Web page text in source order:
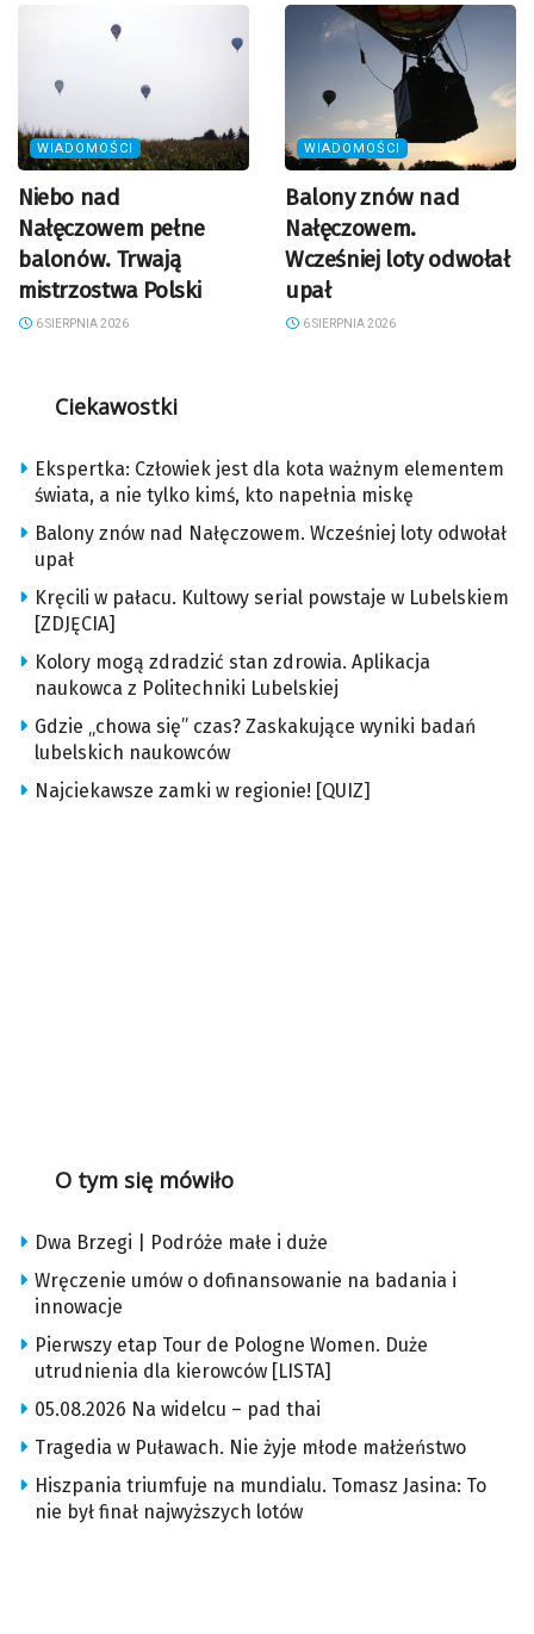
WIADOMOŚCI
Niebo nad
Nałęczowem pełne
balonów. Trwają
mistrzostwa Polski
6 SIERPNIA 2026
WIADOMOŚCI
Balony znów nad
Nałęczowem.
Wcześniej loty odwołał
upał
6 SIERPNIA 2026
Ciekawostki
Ekspertka: Człowiek jest dla kota ważnym elementem
świata, a nie tylko kimś, kto napełnia miskę
Balony znów nad Nałęczowem. Wcześniej loty odwołał
upał
Kręcili w pałacu. Kultowy serial powstaje w Lubelskiem
[ZDJĘCIA]
Kolory mogą zdradzić stan zdrowia. Aplikacja
naukowca z Politechniki Lubelskiej
Gdzie „chowa się” czas? Zaskakujące wyniki badań
lubelskich naukowców
Najciekawsze zamki w regionie! [QUIZ]
O tym się mówiło
Dwa Brzegi | Podróże małe i duże
Wręczenie umów o dofinansowanie na badania i
innowacje
Pierwszy etap Tour de Pologne Women. Duże
utrudnienia dla kierowców [LISTA]
05.08.2026 Na widelcu – pad thai
Tragedia w Puławach. Nie żyje młode małżeństwo
Hiszpania triumfuje na mundialu. Tomasz Jasina: To
nie był finał najwyższych lotów